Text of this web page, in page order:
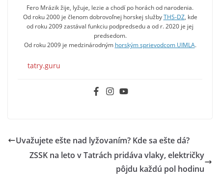
Fero Mrázik žije, lyžuje, lezie a chodí po horách od narodenia.
Od roku 2000 je členom dobrovoľnej horskej službyTHS-DZ, kde
od roku 2009 zastával funkciu podpredsedu a od r. 2020 je jej
predsedom.
Od roku 2009 je medzinárodným horským sprievodcom UIMLA.
tatry.guru
Uvažujete ešte nad lyžovaním? Kde sa ešte dá?
ZSSK na leto v Tatrách pridáva vlaky, električky
pôjdu každú pol hodinu